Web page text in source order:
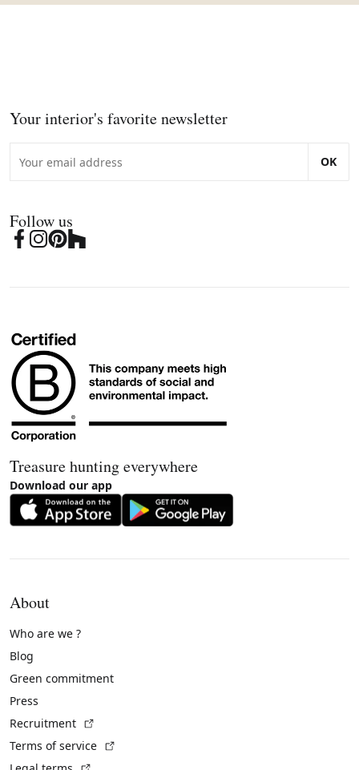
Your interior's favorite newsletter
OK
Follow us
Treasure hunting everywhere
Download our app
About
Who are we ?
Blog
Green commitment
Press
Recruitment
Terms of service